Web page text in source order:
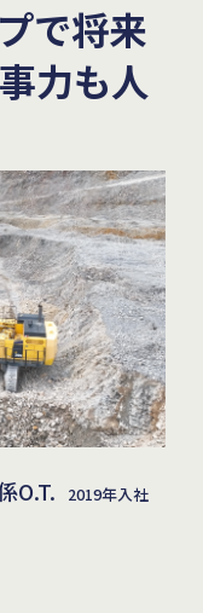
で将来
力も人
O.T. 2019年入社